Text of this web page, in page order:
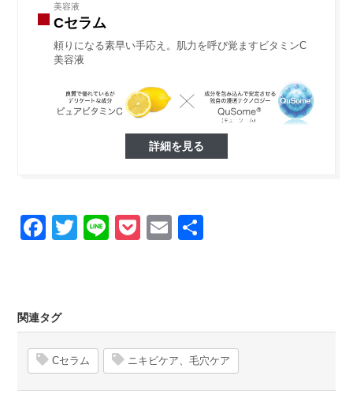
美容液
Cセラム
頼りになる素早い手応え。肌力を呼び覚ますビタミンC
美容液
詳細を見る
Facebook
Twitter
LinePocket
Email
関連タグ
Cセラム ニキビケア、毛穴ケア